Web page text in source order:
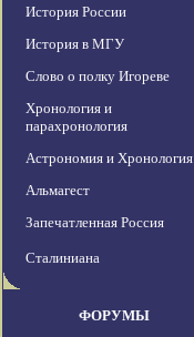
История России
История в МГУ
Слово о полку Игореве
Хронология и
парахронология
Астрономия и Хронология
Альмагест
Запечатленная Россия
Сталиниана
ФОРУМЫ